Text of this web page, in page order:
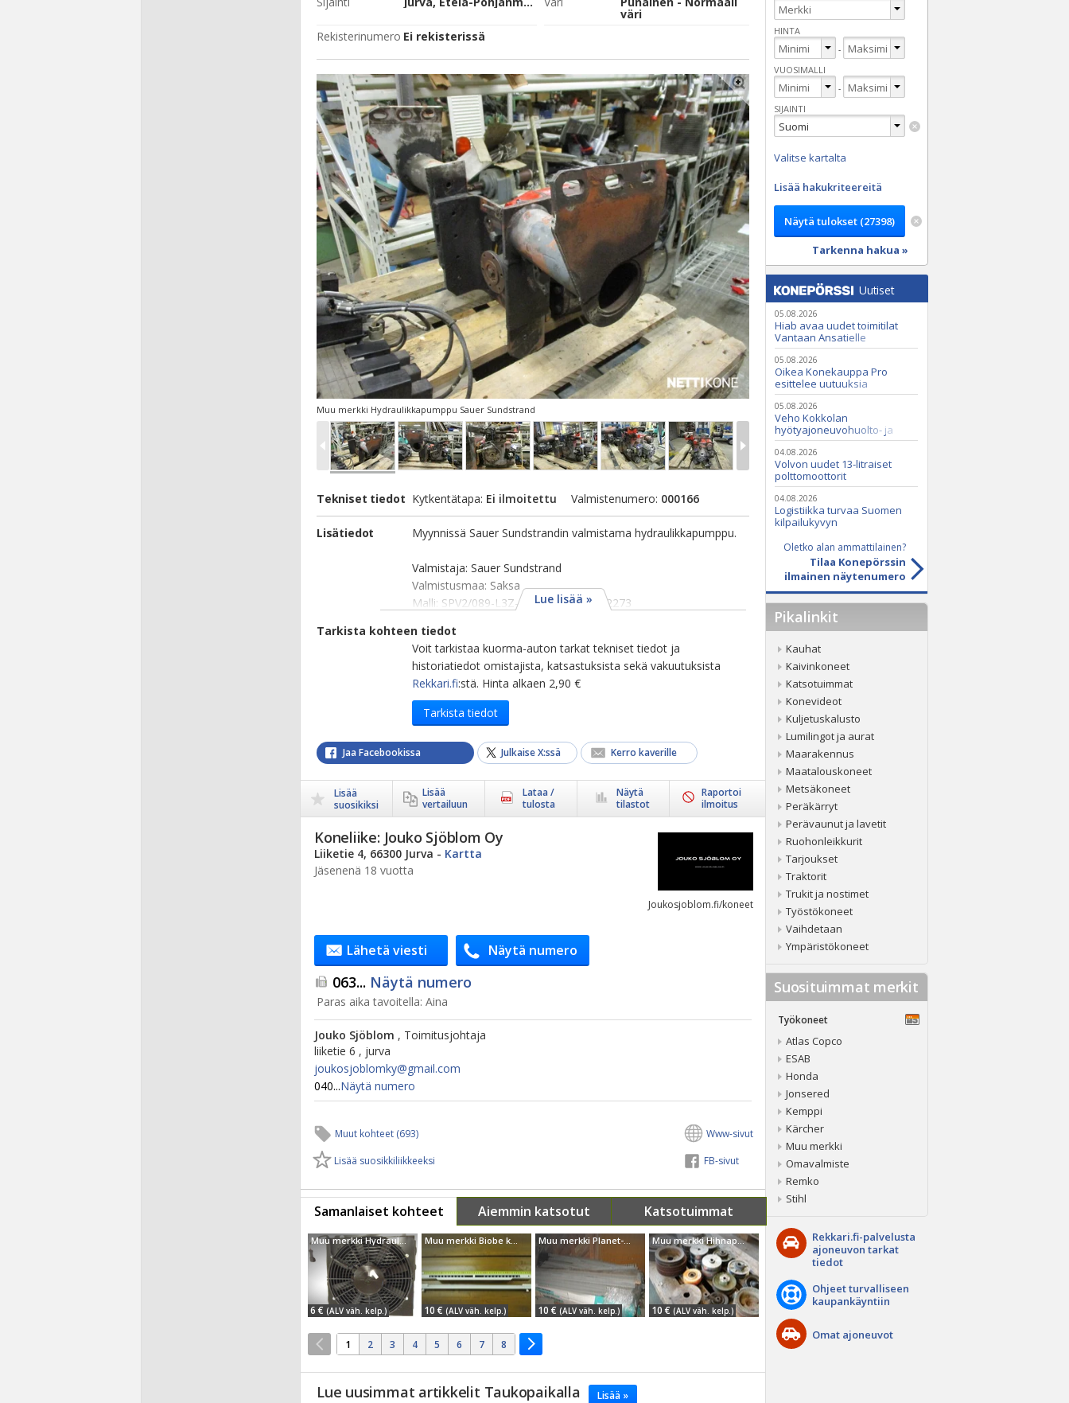
väri
Rekisterinumero Ei rekisterissä
Muu merkki Hydraulikkapumppu Sauer Sundstrand
Tekniset tiedot Kytkentätapa: Ei ilmoitettu Valmistenumero: 000166
Lisätiedot Myynnissä Sauer Sundstrandin valmistama hydraulikkapumppu.
Valmistaja: Sauer Sundstrand
Valmistusmaa: Saksa
Malli: SPV2/089-L3Z-PS183-A1 N96192273
Lue lisää »
Tarkista kohteen tiedot
Voit tarkistaa kuorma-auton tarkat tekniset tiedot ja
historiatiedot omistajista, katsastuksista sekä vakuutuksista
Rekkari.fi:stä. Hinta alkaen 2,90 €
Tarkista tiedot
Jaa Facebookissa Julkaise X:ssä Kerro kaverille
Lisää
suosikiksi
Lisää
vertailuun
Lataa /
tulosta
Näytä
tilastot
Raportoi
ilmoitus
Joukosjoblom.fi/koneet
Koneliike: Jouko Sjöblom Oy
Liiketie 4, 66300 Jurva - Kartta
Jäsenenä 18 vuotta
Lähetä viesti Näytä numero
063... Näytä numero
Paras aika tavoitella: Aina
Jouko Sjöblom , Toimitusjohtaja
liiketie 6 , jurva
joukosjoblomky@​gmail.com
040...Näytä numero
Muut kohteet (693)
Lisää suosikkiliikkeeksi
Www-sivut
FB-sivut
Samanlaiset kohteet Aiemmin katsotut Katsotuimmat
Muu merkki Hydrauliikkakomp...
6 € (ALV väh. kelp.)
Muu merkki Biobe korvausilmaventt...
10 € (ALV väh. kelp.)
Muu merkki Planet-Wattohm kaapelikouru
10 € (ALV väh. kelp.)
Muu merkki Hihnapyöriä
10 € (ALV väh. kelp.)
1 2 3 4 5 6 7 8
Lue uusimmat artikkelit Taukopaikalla Lisää »
HINTA
-
VUOSIMALLI
-
SIJAINTI
Valitse kartalta
Lisää hakukriteereitä
Tarkenna hakua »
Uutiset
05.08.2026
Hiab avaa uudet toimitilat
Vantaan Ansatielle
05.08.2026
Oikea Konekauppa Pro
esittelee uutuuksia
ammattikäyttöön
05.08.2026
Veho Kokkolan
hyötyajoneuvohuolto- ja
varaosatoiminnot Q2 Service
Oy:lle lokakuussa
04.08.2026
Volvon uudet 13-litraiset
polttomoottorit
04.08.2026
Logistiikka turvaa Suomen
kilpailukyvyn
Oletko alan ammattilainen?
Tilaa Konepörssin
ilmainen näytenumero
Pikalinkit
Kauhat
Kaivinkoneet
Katsotuimmat
Konevideot
Kuljetuskalusto
Lumilingot ja aurat
Maarakennus
Maatalouskoneet
Metsäkoneet
Peräkärryt
Perävaunut ja lavetit
Ruohonleikkurit
Tarjoukset
Traktorit
Trukit ja nostimet
Työstökoneet
Vaihdetaan
Ympäristökoneet
Suosituimmat merkit
Työkoneet
Atlas Copco
ESAB
Honda
Jonsered
Kemppi
Kärcher
Muu merkki
Omavalmiste
Remko
Stihl
Rekkari.fi-palvelusta
ajoneuvon tarkat
tiedot
Ohjeet turvalliseen
kaupankäyntiin
Omat ajoneuvot